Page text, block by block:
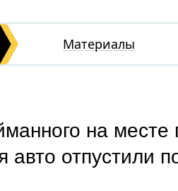
Материалы
на месте
авто отпустили